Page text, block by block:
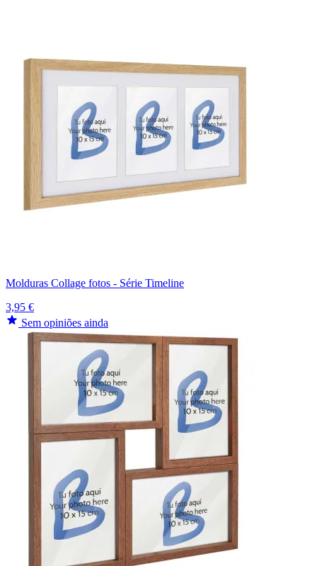
Molduras Collage fotos - Série Timeline
3,95 €
Sem opiniões ainda